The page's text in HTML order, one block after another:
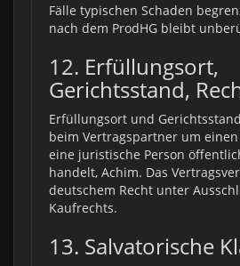
Fälle typischen Schaden
nach dem ProdHG bleibt
12. Erfüllungsort,
Gerichtsstand,
Erfüllungsort und
beim Vertragspartner um
eine juristische Person
handelt, Achim. Das
deutschem Recht unter
Kaufrechts.
13. Salvatorische